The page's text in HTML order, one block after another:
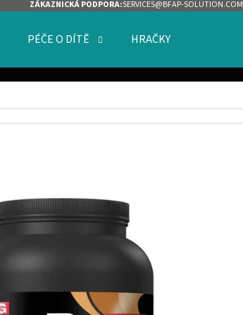
ZÁKAZNICKÁ PODPORA:SERVICES@BFAP-SOLUTION.COM
PÉČE O DÍTĚ HRAČKY